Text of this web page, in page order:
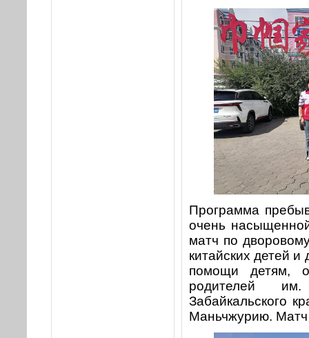
Программа
очень
матч по
китайских детей и
помощи детям,
родителей
Забайкальского
Маньчжурию. Матч